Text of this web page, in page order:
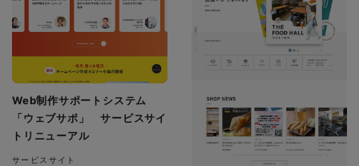
Web制作サポートシステム
「ウェブサポ」 サービスサイ
トリニューアル
サービスサイト